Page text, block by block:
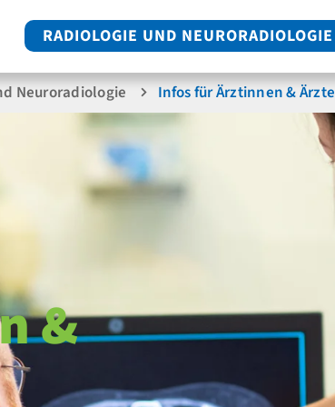
RADIOLOGIE UND NEURORADIOLOGIE
Neuroradiologie Infos für Ärztinnen & Ärzte
&